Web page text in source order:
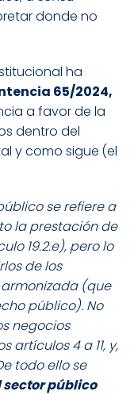
donde no
ha
65/2024,
a favor de la
dentro del
y como sigue (el
se refiere a
la prestación de
19.2.e), pero lo
de los
(que
público). No
negocios
artículos 4 a 11, y,
todo ello se
sector público